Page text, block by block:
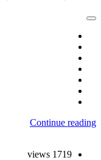
Continue
1719 views